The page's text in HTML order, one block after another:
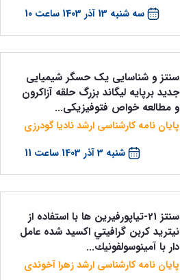
سه شنبه 13 آذر 1403 ساعت 10
شنبه 3 آذر 1403 ساعت 11
سنتز و شناسایی یک حسگر شیمیایی
جدید برپایه لیگاند بزرگ حلقه آزاکرون
و مطالعه خواص فتوفیزیکی...
پایان نامه کارشناسی ارشد نادیا گودرزی
سنتز 21-تياپورفيرين ها با استفاده از
نيتريد كربن گرافيتي اكسيد شده عامل
دار با آمينوسولفونيك...
پایان نامه کارشناسی ارشد زهرا آخوندی